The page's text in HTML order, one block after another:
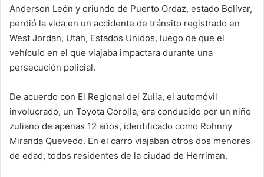
Anderson León y oriundo de Puerto Ordaz, estado Bolívar,
perdió la vida en un accidente de tránsito registrado en
West Jordan, Utah, Estados Unidos, luego de que el
vehículo en el que viajaba impactara durante una
persecución policial.
De acuerdo con El Regional del Zulia, el automóvil
involucrado, un Toyota Corolla, era conducido por un niño
zuliano de apenas 12 años, identificado como Rohnny
Miranda Quevedo. En el carro viajaban otros dos menores
de edad, todos residentes de la ciudad de Herriman.